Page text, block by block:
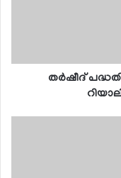
തര്‍ഷീദ്